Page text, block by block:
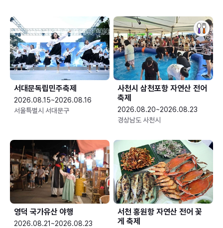
서대문독립민주축제
2026.08.15~2026.08.16
서울특별시 서대문구
사천시 삼천포항 자연산 전어
축제
2026.08.20~2026.08.23
경상남도 사천시
영덕 국가유산 야행
2026.08.21~2026.08.23
서천 홍원항 자연산 전어 꽃
게 축제